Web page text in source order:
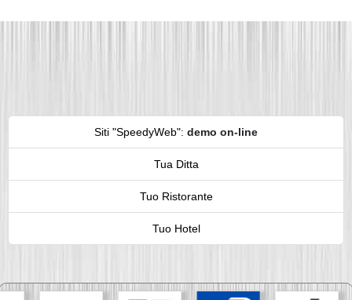
Siti "SpeedyWeb": demo on-line
Tua Ditta
Tuo Ristorante
Tuo Hotel